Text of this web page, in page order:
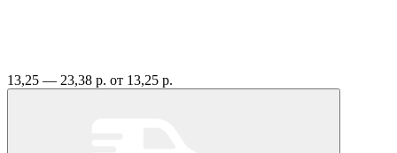
13,25 — 23,38 р. от 13,25 р.